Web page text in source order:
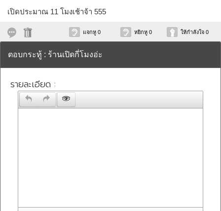
เปิดประมาณ 11 โมงเช้าจ้า 555
แจกหู 0 หยิกหู 0 ให้กำลังใจ 0
ตอบกระทู้ : ร้านเปิดกี่โมงอ่ะ
รายละเอียด :